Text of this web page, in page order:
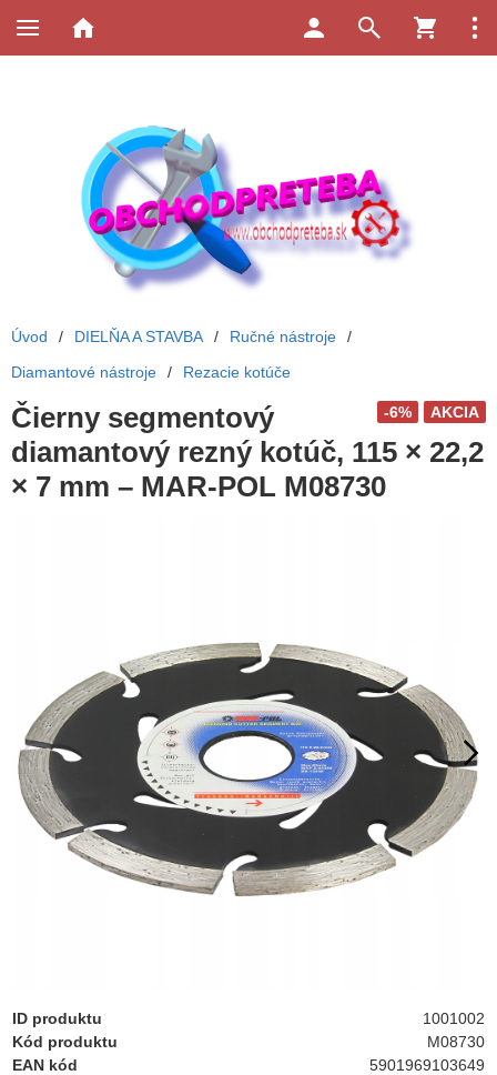
Úvod / DIELŇA A STAVBA / Ručné nástroje
/
Diamantové nástroje
/ Rezacie kotúče
AKCIA
-6%
Čierny segmentový
diamantový rezný kotúč, 115 × 22,2
× 7 mm – MAR-POL M08730
ID produktu
1001002
Kód produktu
M08730
EAN kód
5901969103649